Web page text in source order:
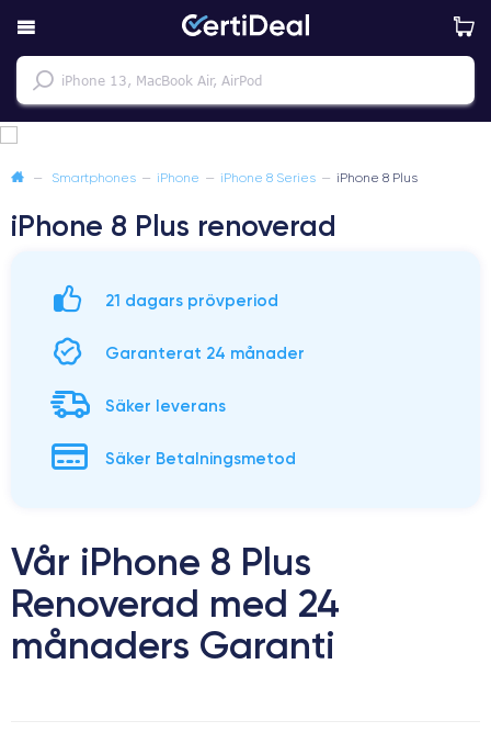
— Smartphones — iPhone — iPhone 8 Series — iPhone 8 Plus
iPhone 8 Plus renoverad
21 dagars prövperiod
Garanterat 24 månader
Säker leverans
Säker Betalningsmetod
Vår iPhone 8 Plus
Renoverad med 24
månaders Garanti